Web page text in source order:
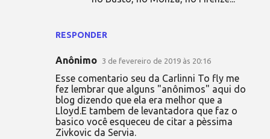
RESPONDER
Anônimo 3 de fevereiro de 2019 às 20:16
Esse comentario seu da Carlinni To fly me
fez lembrar que alguns "anônimos" aqui do
blog dizendo que ela era melhor que a
Lloyd.E tambem de levantadora que faz o
basico você esqueceu de citar a pèssima
Zivkovic da Servia.